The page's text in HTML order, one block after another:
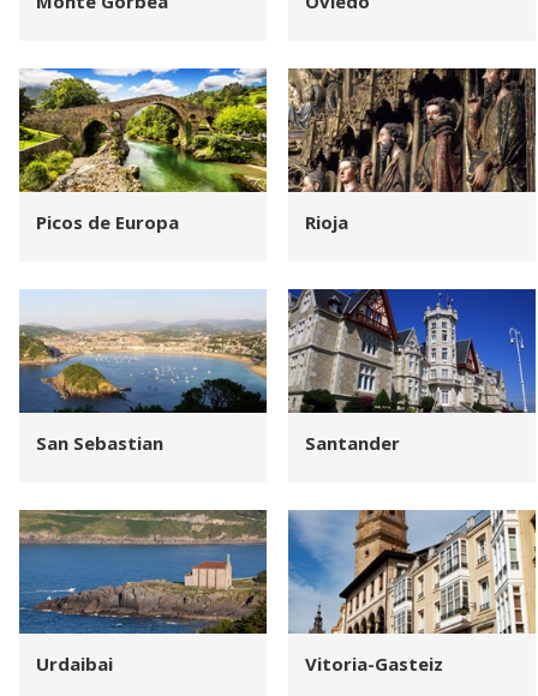
Picos de Europa Rioja
San Sebastian Santander
Urdaibai Vitoria-Gasteiz